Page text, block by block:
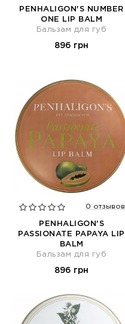
PENHALIGON'S NUMBER
ONE LIP BALM
Бальзам для губ
896 грн
0 отзывов
PENHALIGON'S
PASSIONATE PAPAYA LIP
BALM
Бальзам для губ
896 грн